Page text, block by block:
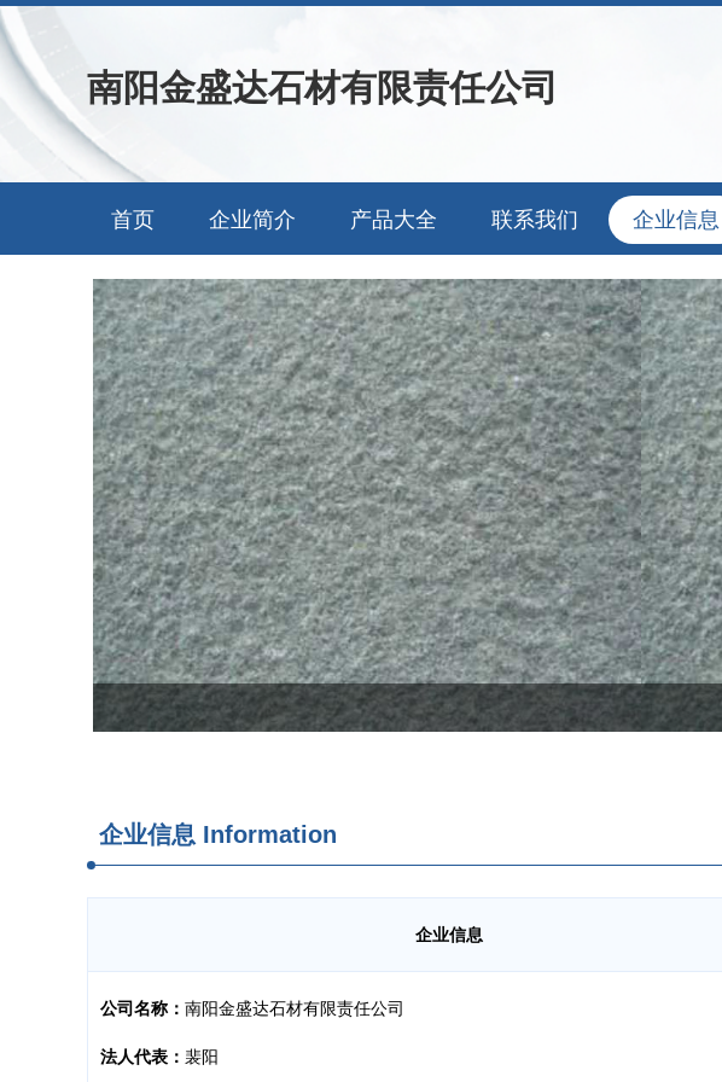
南阳金盛达石材有限责任公司
首页 企业简介 产品大全 联系我们 企业信息
企业信息 Information
企业信息
公司名称： 南阳金盛达石材有限责任公司
法人代表： 裴阳